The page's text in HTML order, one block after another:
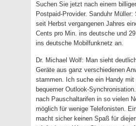
Suchen Sie jetzt nach einem
Postpaid-Provider. Sanduhr Müller:
seit Herbst vergangenen Jahres
Cents pro Min. ins deutsche und
ins deutsche Mobilfunknetz an.
Dr. Michael Wolf: Man sieht
Geräte aus ganz verschiedenen
stammen. Ich suche ein Handy mit
bequemer Outlook-
nach Pauschaltarifen in so vielen
möglich für wenige Telefonisten.
macht sicher keinen Spaß für